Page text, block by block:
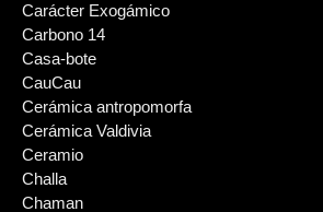
Carácter Exogámico
Carbono 14
Casa-bote
CauCau
Cerámica antropomorfa
Cerámica Valdivia
Ceramio
Challa
Chaman